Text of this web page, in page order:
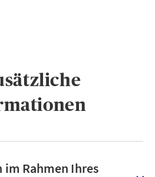
Rahmen Ihres